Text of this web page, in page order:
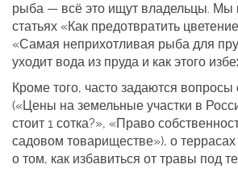
рыба — всё это ищут владельцы. Мы
статьях «Как предотвратить
«Самая неприхотливая рыба для
уходит вода из пруда и как этого
Кроме того, часто задаются вопросы
(«Цены на земельные участки в
стоит 1 сотка?», «Право
садовом товариществе»), о
о том, как избавиться от травы под